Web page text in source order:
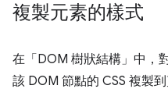
複製元素的樣式
在「DOM 樹狀結構」 中，
該 DOM 節點的 CSS 複製到